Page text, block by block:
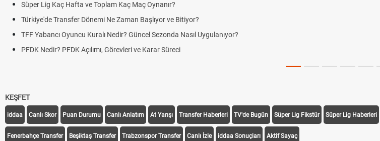
Süper Lig Kaç Hafta ve Toplam Kaç Maç Oynanır?
Türkiye'de Transfer Dönemi Ne Zaman Başlıyor ve Bitiyor?
TFF Yabancı Oyuncu Kuralı Nedir? Güncel Sezonda Nasıl Uygulanıyor?
PFDK Nedir? PFDK Açılımı, Görevleri ve Karar Süreci
KEŞFET
iddaa Canlı Skor Puan Durumu Canlı Anlatım At Yarışı Transfer Haberleri TV'de Bugün Süper Lig Fikstür Süper Lig Haberleri
Fenerbahçe Transfer Beşiktaş Transfer Trabzonspor Transfer Canlı İzle iddaa Sonuçları Aktif Sayaç